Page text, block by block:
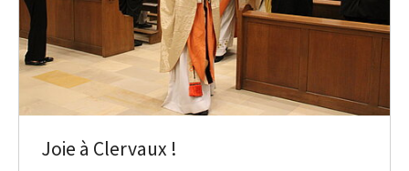
Joie à Clervaux !